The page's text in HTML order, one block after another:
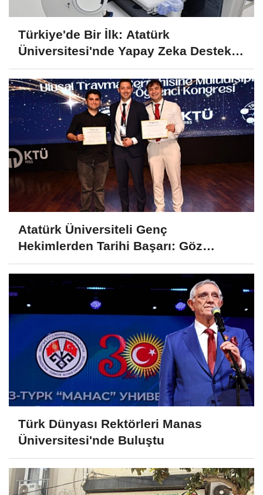
Türkiye'de Bir İlk: Atatürk
Üniversitesi'nde Yapay Zeka Destekli
Göz Cerrahisi Dönemi Başladı!
Atatürk Üniversiteli Genç
Hekimlerden Tarihi Başarı: Göz
Bebeğindeki Sır Ödül Getirdi!
Türk Dünyası Rektörleri Manas
Üniversitesi'nde Buluştu